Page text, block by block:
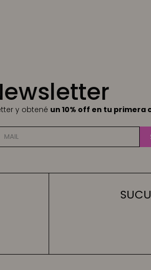
y obtené un 10% off en tu primera